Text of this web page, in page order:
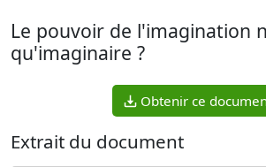
Le pouvoir de l'imagination
qu'imaginaire ?
Obtenir ce
Extrait du document